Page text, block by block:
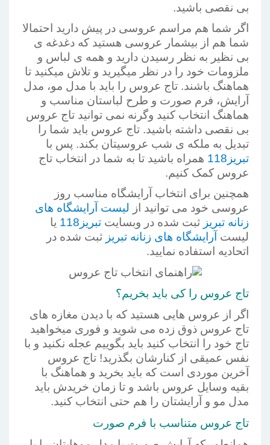
بی نقصی باشید.
اگر شما هم مراسم عروسی در پیش دارید احتمالا
شما هم از بیشمار عروسی هستید که دغدغه ی
بی نظیر به نظر رسیدن دارید و همه ی لباس و
ملزومات خود را در نظر میگیرید و تلاش میکنید تا
هماهنگ باشند. تاج عروس را باید با مدل مو، مدل
آرایش، فرم صورت و طرح لباستان مناسب و
هماهنگ انتخاب کنید وگرنه نمی توانید تاج عروس
بی نقصی داشته باشید. تاج عروس باید شما را
تبدیل به ملکه ی شب عروسیتان بکند. پس با
تبریز118
همراه باشید تا به شما در انتخاب تاج
عروس کمک کنیم.
همچنین برای انتخاب آرایشگاه مناسب روز
عروسی خود می توانید از لیست آرایشگاه های
زنانه تبریز ثبت شده در وبسایت تبریز118
یا
لیست آرایشگاه های زنانه تبریز ثبت شده در
اتحادیه استفاده نمایید.
تاج عروس را کی باید بخریم؟
اگر از عروس هایی هستید که با دیدن مغازه های
تاج عروس ذوق زده می شوید و فوری میخواهید
تاج خود را انتخاب کنید باید بگوییم عجله نکنید و با
نفس عمیقی از کنارشان بگذرید! تاج عروس
آخرین موردی است که باید بخرید و هماهنگ با
بقیه وسایل عروس باشد و تا زمان خریدش باید
مدل مو و آرایشتان را هم حتی انتخاب کنید.
تاج عروس متناسب با فرم صورت